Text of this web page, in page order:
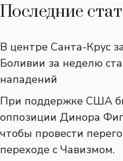
Последние
В центре Санта-Крус
Боливии за неделю
нападений
При поддержке США
оппозиции Динора
чтобы провести
переходе с Чавизмом.